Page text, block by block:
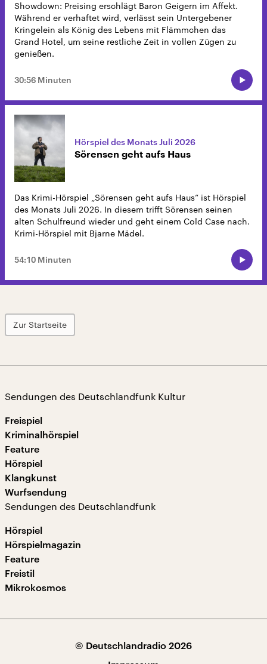
Showdown: Preising erschlägt Baron Geigern im Affekt.
Während er verhaftet wird, verlässt sein Untergebener
Kringelein als König des Lebens mit Flämmchen das
Grand Hotel, um seine restliche Zeit in vollen Zügen zu
genießen.
30:56 Minuten
Hörspiel des Monats Juli 2026
Sörensen geht aufs Haus
Das Krimi-Hörspiel „Sörensen geht aufs Haus“ ist Hörspiel
des Monats Juli 2026. In diesem trifft Sörensen seinen
alten Schulfreund wieder und geht einem Cold Case nach.
Krimi-Hörspiel mit Bjarne Mädel.
54:10 Minuten
Zur Startseite
Sendungen des Deutschlandfunk Kultur
Freispiel
Kriminalhörspiel
Feature
Hörspiel
Klangkunst
Wurfsendung
Sendungen des Deutschlandfunk
Hörspiel
Hörspielmagazin
Feature
Freistil
Mikrokosmos
© Deutschlandradio 2026